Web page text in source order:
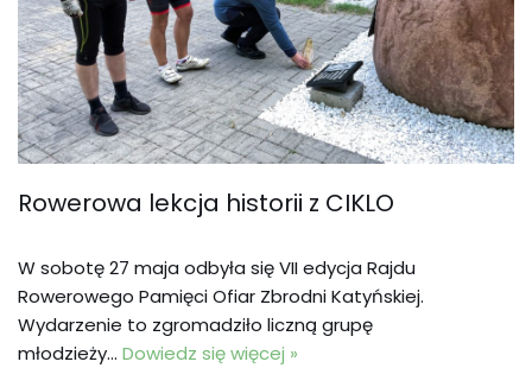
Rowerowa lekcja historii z CIKLO
W sobotę 27 maja odbyła się VII edycja Rajdu
Rowerowego Pamięci Ofiar Zbrodni Katyńskiej.
Wydarzenie to zgromadziło liczną grupę
młodzieży… Dowiedz się więcej »